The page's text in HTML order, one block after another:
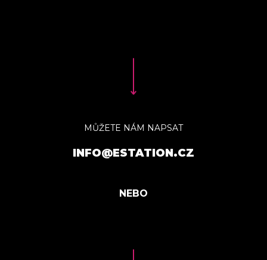
MŮŽETE NÁM NAPSAT
INFO@ESTATION.CZ